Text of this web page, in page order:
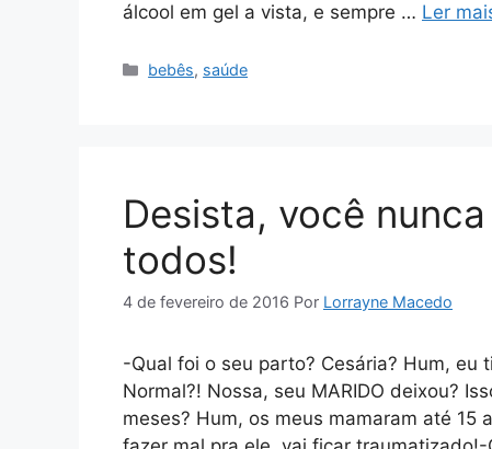
álcool em gel a vista, e sempre … Ler
Categorias
bebês, saúde
Desista, você
todos!
4 de fevereiro de 2016 Por Lorrayne Macedo
-Qual foi o seu parto? Cesária? Hum,
Normal?! Nossa, seu MARIDO deixou?
meses? Hum, os meus mamaram até 15